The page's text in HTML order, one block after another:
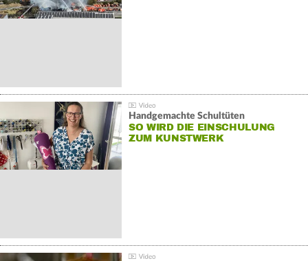
Handgemachte Schultüten
SO WIRD DIE EINSCHULUNG
ZUM KUNSTWERK